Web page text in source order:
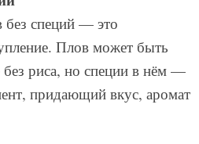
без специй — это
Плов может быть
без риса, но специи в нём —
придающий вкус, аромат